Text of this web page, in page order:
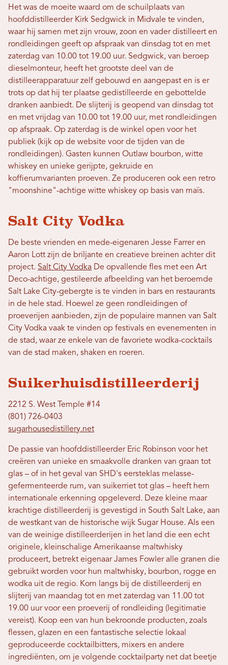
Het was de moeite waard om de schuilplaats van
hoofddistilleerder Kirk Sedgwick in Midvale te vinden,
waar hij samen met zijn vrouw, zoon en vader distilleert en
rondleidingen geeft op afspraak van dinsdag tot en met
zaterdag van 10.00 tot 19.00 uur. Sedgwick, van beroep
dieselmonteur, heeft het grootste deel van de
distilleerapparatuur zelf gebouwd en aangepast en is er
trots op dat hij ter plaatse gedistilleerde en gebottelde
dranken aanbiedt. De slijterij is geopend van dinsdag tot
en met vrijdag van 10.00 tot 19.00 uur, met rondleidingen
op afspraak. Op zaterdag is de winkel open voor het
publiek (kijk op de website voor de tijden van de
rondleidingen). Gasten kunnen Outlaw bourbon, witte
whiskey en unieke gerijpte, gekruide en
koffierumvarianten proeven. Ze produceren ook een retro
"moonshine"-achtige witte whiskey op basis van maïs.
Salt City Vodka
De beste vrienden en mede-eigenaren Jesse Farrer en
Aaron Lott zijn de briljante en creatieve breinen achter dit
project. Salt City Vodka De opvallende fles met een Art
Deco-achtige, gestileerde afbeelding van het beroemde
Salt Lake City-gebergte is te vinden in bars en restaurants
in de hele stad. Hoewel ze geen rondleidingen of
proeverijen aanbieden, zijn de populaire mannen van Salt
City Vodka vaak te vinden op festivals en evenementen in
de stad, waar ze enkele van de favoriete wodka-cocktails
van de stad maken, shaken en roeren.
Suikerhuisdistilleerderij
2212 S. West Temple #14
(801) 726-0403
sugarhousedistillery.net
De passie van hoofddistilleerder Eric Robinson voor het
creëren van unieke en smaakvolle dranken van graan tot
glas – of in het geval van SHD's eersteklas melasse-
gefermenteerde rum, van suikerriet tot glas – heeft hem
internationale erkenning opgeleverd. Deze kleine maar
krachtige distilleerderij is gevestigd in South Salt Lake, aan
de westkant van de historische wijk Sugar House. Als een
van de weinige distilleerderijen in het land die een echt
originele, kleinschalige Amerikaanse maltwhisky
produceert, betrekt eigenaar James Fowler alle granen die
gebruikt worden voor hun maltwhisky, bourbon, rogge en
wodka uit de regio. Kom langs bij de distilleerderij en
slijterij van maandag tot en met zaterdag van 11.00 tot
19.00 uur voor een proeverij of rondleiding (legitimatie
vereist). Koop een van hun bekroonde producten, zoals
flessen, glazen en een fantastische selectie lokaal
geproduceerde cocktailbitters, mixers en andere
ingrediënten, om je volgende cocktailparty net dat beetje